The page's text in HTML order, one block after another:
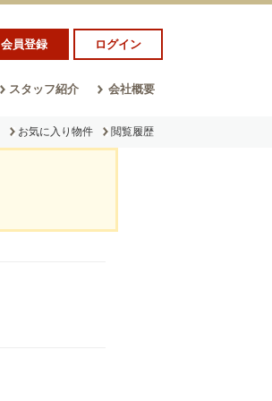
会員登録 ログイン
スタッフ紹介 会社概要
お気に入り物件 閲覧履歴